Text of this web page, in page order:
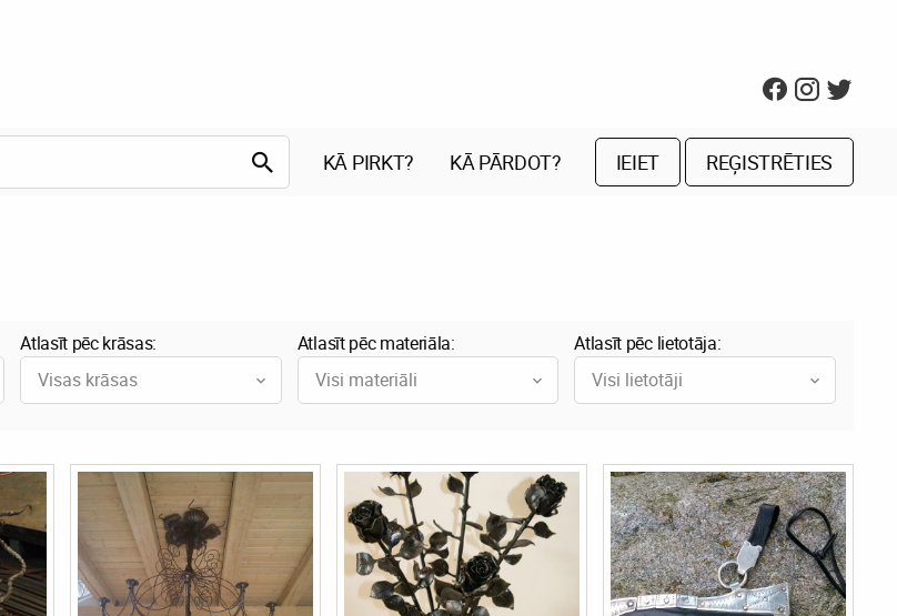
KĀ PIRKT? KĀ PĀRDOT? IEIET REĢISTRĒTIES
Atlasīt pēc krāsas:
Visas krāsas
Atlasīt pēc materiāla:
Visi materiāli
Atlasīt pēc lietotāja:
Visi lietotāji